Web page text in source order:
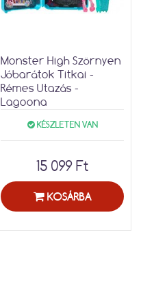
Monster High Szörnyen
Jóbarátok Titkai -
Rémes Utazás -
Lagoona
KÉSZLETEN VAN
15 099 Ft
KOSÁRBA